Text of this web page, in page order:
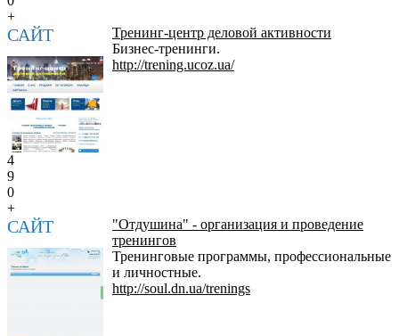
+
САЙТ
Тренинг-центр деловой активности
Бизнес-тренинги.
http://trening.ucoz.ua/
4
9
0
+
САЙТ
"Отдушина" - организация и проведение
тренингов
Тренинговые программы, профессиональные
и личностные.
http://soul.dn.ua/trenings